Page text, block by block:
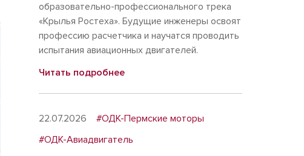
образовательно-профессионального трека
«Крылья Ростеха». Будущие инженеры освоят
профессию расчетчика и научатся проводить
испытания авиационных двигателей.
Читать подробнее
22.07.2026
#ОДК-Пермские моторы
#ОДК-Авиадвигатель